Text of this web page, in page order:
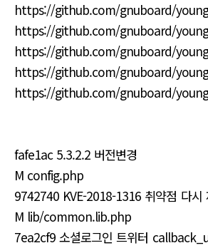
https://github.com/gnuboard/
https://github.com/gnuboard/
https://github.com/gnuboard/
https://github.com/gnuboard/
https://github.com/gnuboard/
fafe1ac 5.3.2.2 버전변경
M config.php
9742740 KVE-2018-1316 취약점 다시
M lib/common.lib.php
7ea2cf9 소셜로그인 트위터